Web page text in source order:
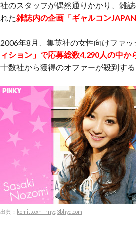
社のスタッフが偶然通りかかり、雑
れた雑誌内の企画「ギャルコン
2006年8月、集英社の女性向けファ
ィション」で応募総数4,290人の中か
十数社から獲得のオファーが殺到する
出典： komitto.xn--rnyq3bhyd.com